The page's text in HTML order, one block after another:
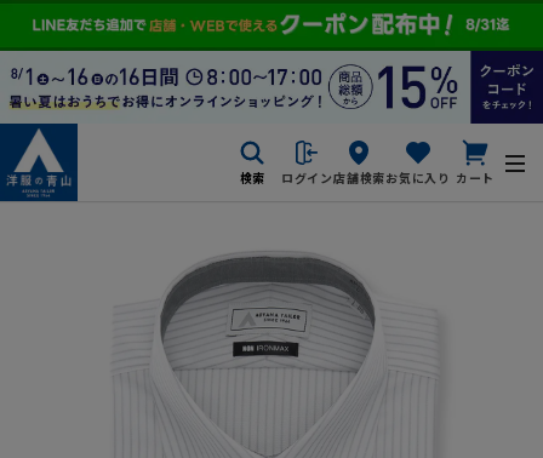
検索 ログイン店舗検索お気に入り カート